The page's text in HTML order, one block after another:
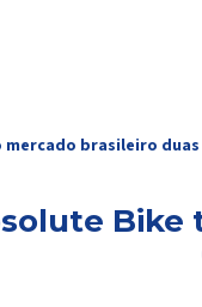
brasileiro
Bike